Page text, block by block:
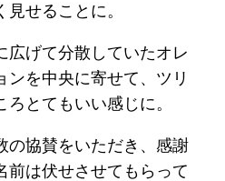
せることに。
げて分散していたオレ
ンを中央に寄せて、ツリ
とてもいい感じに。
協賛をいただき、感謝
前は伏せさせてもらって